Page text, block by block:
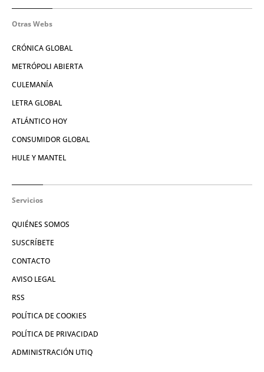
Otras Webs
CRÓNICA GLOBAL
METRÓPOLI ABIERTA
CULEMANÍA
LETRA GLOBAL
ATLÁNTICO HOY
CONSUMIDOR GLOBAL
HULE Y MANTEL
Servicios
QUIÉNES SOMOS
SUSCRÍBETE
CONTACTO
AVISO LEGAL
RSS
POLÍTICA DE COOKIES
POLÍTICA DE PRIVACIDAD
ADMINISTRACIÓN UTIQ